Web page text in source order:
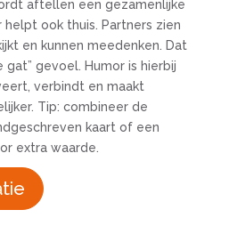
aftellen een gezamenlijke
helpt ook thuis. Partners zien
en kunnen meedenken. Dat
gevoel. Humor is hierbij
verbindt en maakt
Tip: combineer de
kaart of een
extra waarde.